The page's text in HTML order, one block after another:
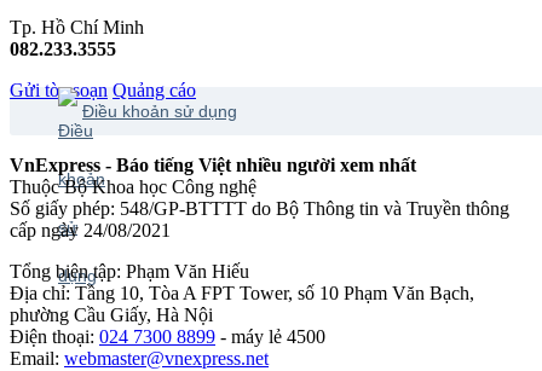
Tp. Hồ Chí Minh
082.233.3555
Gửi tòa soạn Quảng cáo
Điều khoản sử dụng
VnExpress - Báo tiếng Việt nhiều người xem nhất
Thuộc Bộ Khoa học Công nghệ
Số giấy phép: 548/GP-BTTTT do Bộ Thông tin và Truyền thông
cấp ngày 24/08/2021
Tổng biên tập: Phạm Văn Hiếu
Địa chỉ: Tầng 10, Tòa A FPT Tower, số 10 Phạm Văn Bạch,
phường Cầu Giấy, Hà Nội
Điện thoại: 024 7300 8899 - máy lẻ 4500
Email: webmaster@vnexpress.net